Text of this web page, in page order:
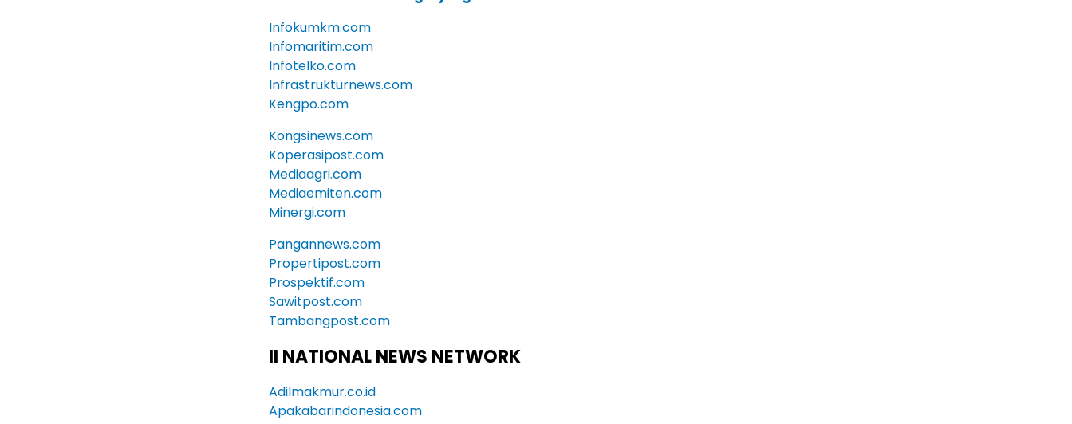
Infokumkm.com
Infomaritim.com
Infotelko.com
Infrastrukturnews.com
Kengpo.com
Kongsinews.com
Koperasipost.com
Mediaagri.com
Mediaemiten.com
Minergi.com
Pangannews.com
Propertipost.com
Prospektif.com
Sawitpost.com
Tambangpost.com
II NATIONAL NEWS NETWORK
Adilmakmur.co.id
Apakabarindonesia.com